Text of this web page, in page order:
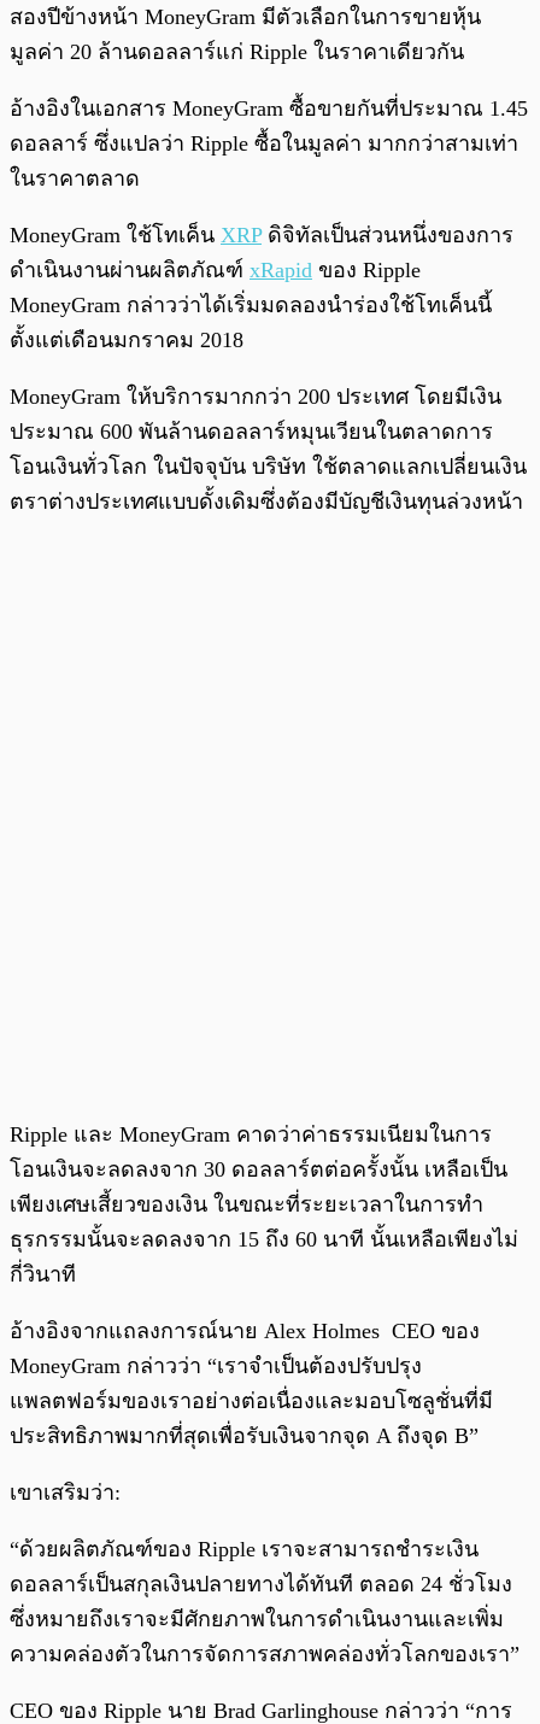
สองปีข้างหน้า MoneyGram มีตัวเลือกในการขายหุ้น
มูลค่า 20 ล้านดอลลาร์แก่ Ripple ในราคาเดียวกัน
อ้างอิงในเอกสาร MoneyGram ซื้อขายกันที่ประมาณ 1.45
ดอลลาร์ ซึ่งแปลว่า Ripple ซื้อในมูลค่า มากกว่าสามเท่า
ในราคาตลาด
MoneyGram ใช้โทเค็น XRPดิจิทัลเป็นส่วนหนึ่งของการ
ดำเนินงานผ่านผลิตภัณฑ์ xRapid ของ Ripple
MoneyGram กล่าวว่าได้เริ่มมดลองนำร่องใช้โทเค็นนี้
ตั้งแต่เดือนมกราคม 2018
MoneyGram ให้บริการมากกว่า 200 ประเทศ โดยมีเงิน
ประมาณ 600 พันล้านดอลลาร์หมุนเวียนในตลาดการ
โอนเงินทั่วโลก ในปัจจุบัน บริษัท ใช้ตลาดแลกเปลี่ยนเงิน
ตราต่างประเทศแบบดั้งเดิมซึ่งต้องมีบัญชีเงินทุนล่วงหน้า
Ripple และ MoneyGram คาดว่าค่าธรรมเนียมในการ
โอนเงินจะลดลงจาก 30 ดอลลาร์ตต่อครั้งนั้น เหลือเป็น
เพียงเศษเสี้ยวของเงิน ในขณะที่ระยะเวลาในการทำ
ธุรกรรมนั้นจะลดลงจาก 15 ถึง 60 นาที นั้นเหลือเพียงไม่
กี่วินาที
อ้างอิงจากแถลงการณ์นาย Alex Holmes CEO ของ
MoneyGram กล่าวว่า “เราจำเป็นต้องปรับปรุง
แพลตฟอร์มของเราอย่างต่อเนื่องและมอบโซลูชั่นที่มี
ประสิทธิภาพมากที่สุดเพื่อรับเงินจากจุด A ถึงจุด B”
เขาเสริมว่า:
“ด้วยผลิตภัณฑ์ของ Ripple เราจะสามารถชำระเงิน
ดอลลาร์เป็นสกุลเงินปลายทางได้ทันที ตลอด 24 ชั่วโมง
ซึ่งหมายถึงเราจะมีศักยภาพในการดำเนินงานและเพิ่ม
ความคล่องตัวในการจัดการสภาพคล่องทั่วโลกของเรา”
CEO ของ Ripple นาย Brad Garlinghouse กล่าวว่า “การ